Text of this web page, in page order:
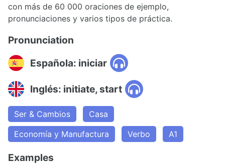
con más de 60 000 oraciones de ejemplo,
pronunciaciones y varios tipos de práctica.
Pronunciation
Española: iniciar
Inglés: initiate, start
Ser & Cambios
Casa
Economía y Manufactura
Verbo A1
Examples